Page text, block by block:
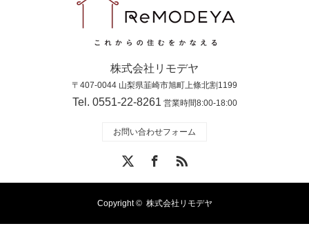
株式会社リモデヤ
〒407-0044 山梨県韮崎市旭町上條北割1199
Tel. 0551-22-8261 営業時間8:00-18:00
お問い合わせフォーム
RSS
Copyright © 株式会社リモデヤ